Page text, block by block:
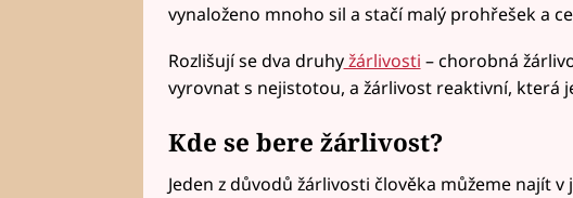
vynaloženo mnoho sil a stačí malý prohřešek a
Rozlišují se dva druhyžárlivosti – chorobná
vyrovnat s nejistotou, a žárlivost reaktivní, která
Kde se bere žárlivost?
Jeden z důvodů žárlivosti člověka můžeme najít